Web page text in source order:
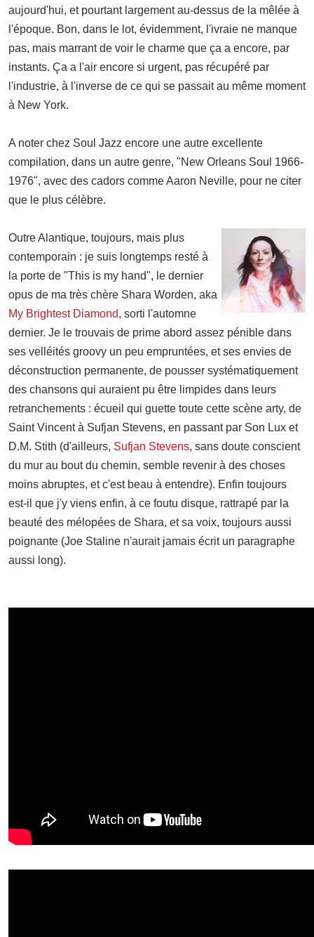
aujourd'hui, et pourtant largement au-dessus de la mêlée à
l'époque. Bon, dans le lot, évidemment, l'ivraie ne manque
pas, mais marrant de voir le charme que ça a encore, par
instants. Ça a l'air encore si urgent, pas récupéré par
l'industrie, à l'inverse de ce qui se passait au même moment
à New York.
A noter chez Soul Jazz encore une autre excellente
compilation, dans un autre genre, "New Orleans Soul 1966-
1976", avec des cadors comme Aaron Neville, pour ne citer
que le plus célèbre.
Outre Alantique, toujours, mais plus
contemporain : je suis longtemps resté à
la porte de "This is my hand", le dernier
opus de ma très chère Shara Worden, aka
My Brightest Diamond, sorti l'automne
dernier. Je le trouvais de prime abord assez pénible dans
ses velléités groovy un peu empruntées, et ses envies de
déconstruction permanente, de pousser systématiquement
des chansons qui auraient pu être limpides dans leurs
retranchements : écueil qui guette toute cette scène arty, de
Saint Vincent à Sufjan Stevens, en passant par Son Lux et
D.M. Stith (d'ailleurs, Sufjan Stevens, sans doute conscient
du mur au bout du chemin, semble revenir à des choses
moins abruptes, et c'est beau à entendre). Enfin toujours
est-il que j'y viens enfin, à ce foutu disque, rattrapé par la
beauté des mélopées de Shara, et sa voix, toujours aussi
poignante (Joe Staline n'aurait jamais écrit un paragraphe
aussi long).